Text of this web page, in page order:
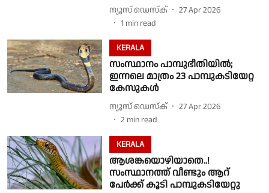
ന്യൂസ് ഡെസ്ക്
27 Apr 2026
1 min read
KERALA
സംസ്ഥാനം പാമ്പുഭീതിയിൽ;
ഇന്നലെ മാത്രം 23 പാമ്പുകടിയേറ്റ
കേസുകൾ
ന്യൂസ് ഡെസ്ക്
27 Apr 2026
2 min read
KERALA
ആശങ്കയൊഴിയാതെ..!
സംസ്ഥാനത്ത് വീണ്ടും ആറ്
പേർക്ക് കൂടി പാമ്പുകടിയേറ്റു